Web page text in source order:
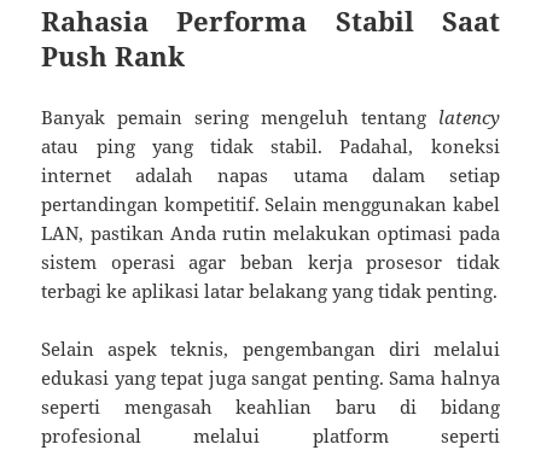
Rahasia Performa Stabil Saat
Push Rank
Banyak pemain sering mengeluh tentang latency
atau ping yang tidak stabil. Padahal, koneksi
internet adalah napas utama dalam setiap
pertandingan kompetitif. Selain menggunakan kabel
LAN, pastikan Anda rutin melakukan optimasi pada
sistem operasi agar beban kerja prosesor tidak
terbagi ke aplikasi latar belakang yang tidak penting.
Selain aspek teknis, pengembangan diri melalui
edukasi yang tepat juga sangat penting. Sama halnya
seperti mengasah keahlian baru di bidang
profesional melalui platform seperti